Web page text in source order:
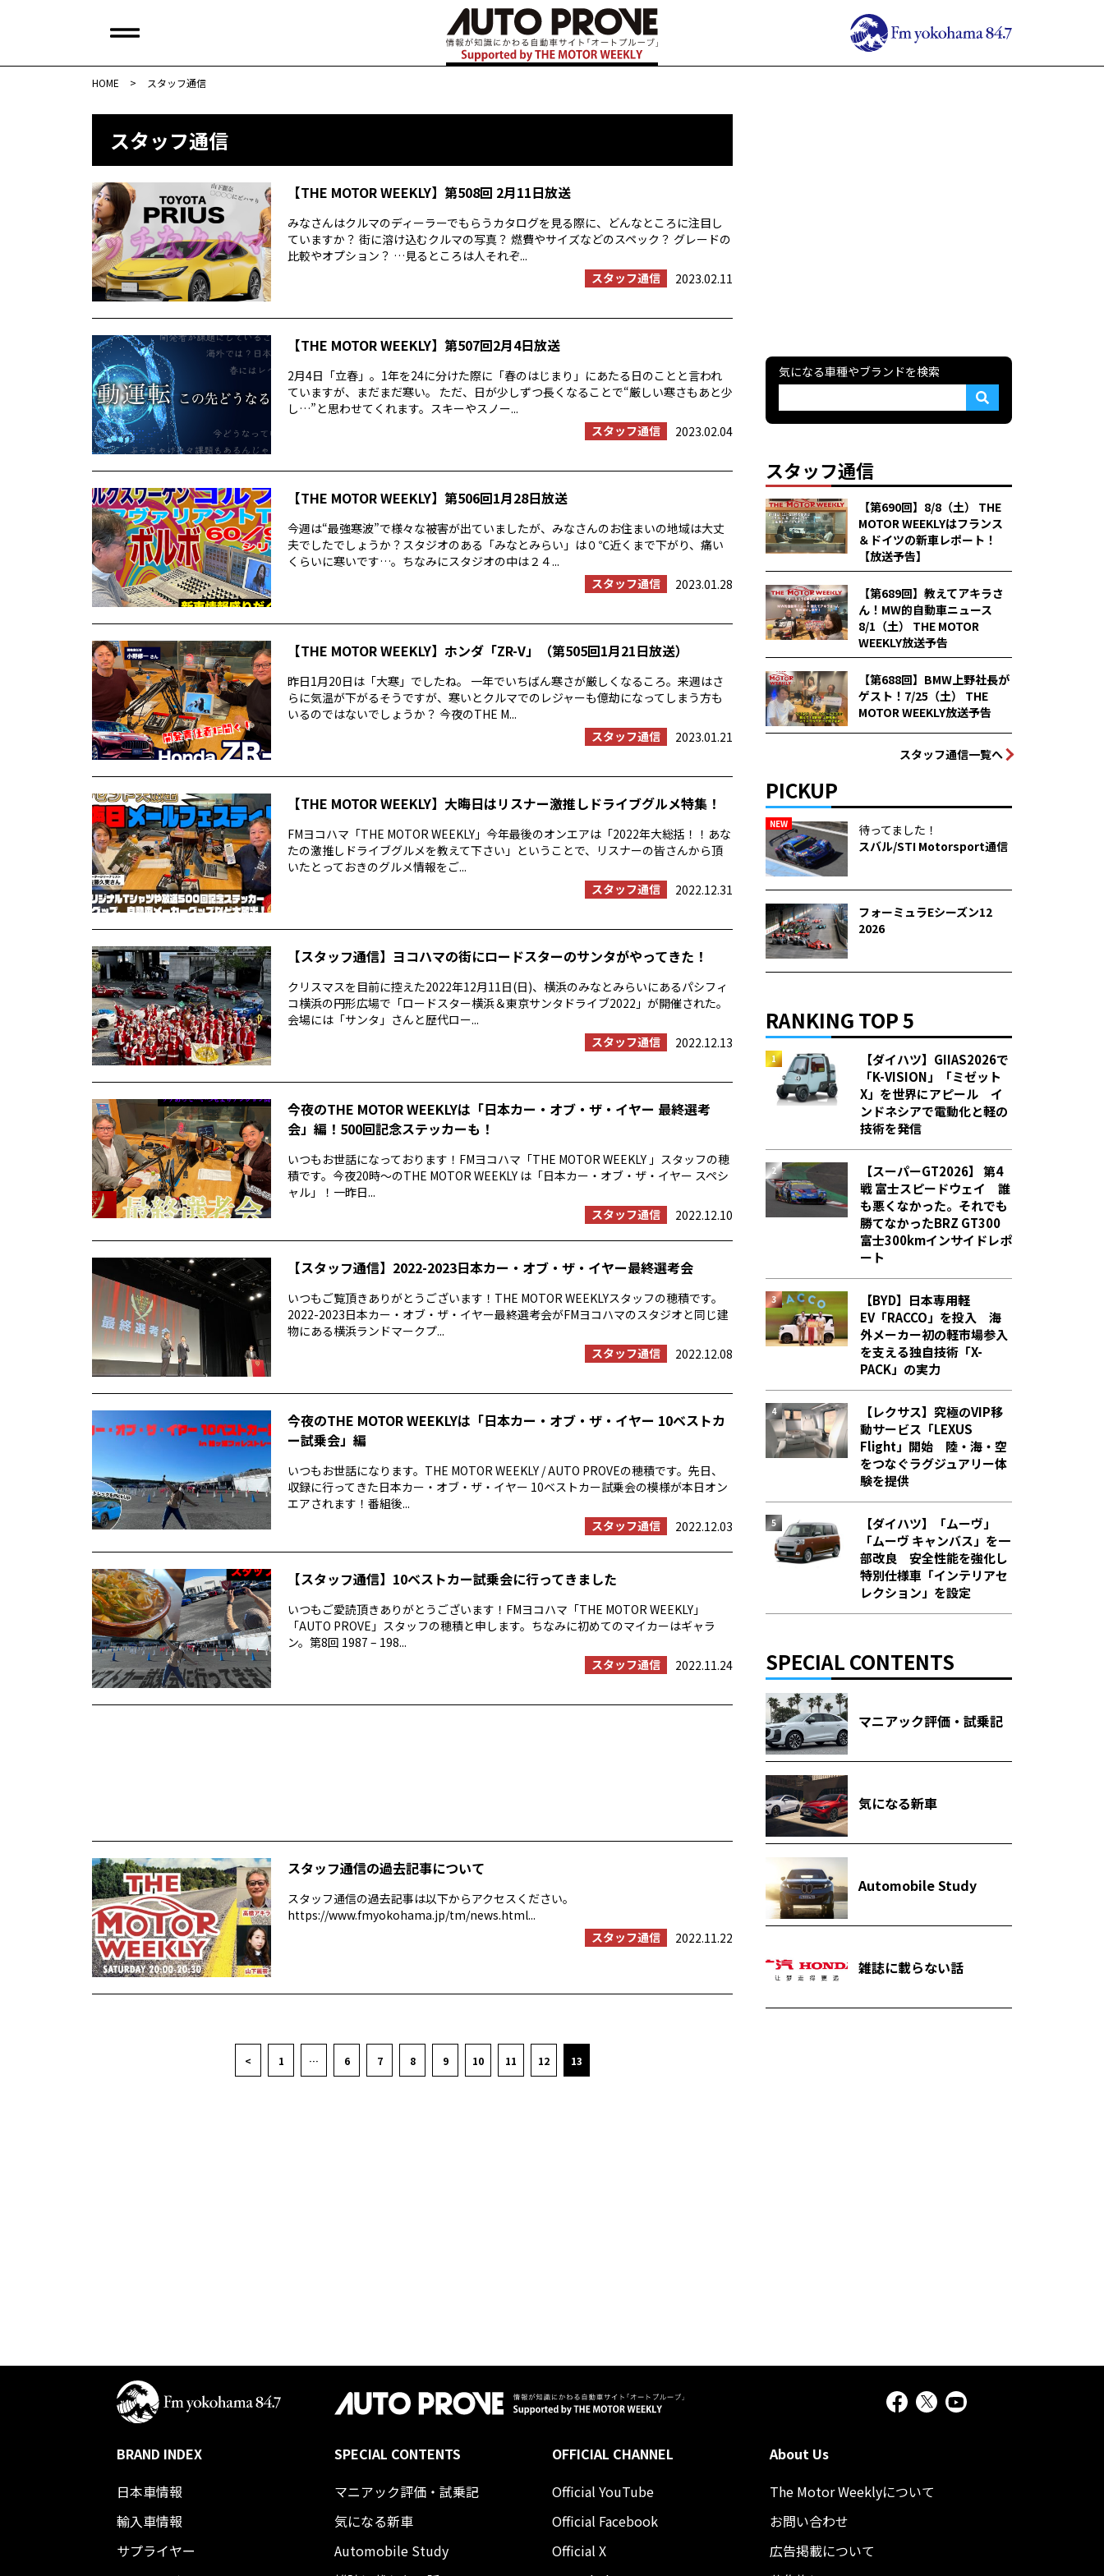
HOME > スタッフ通信
スタッフ通信
【THE MOTOR WEEKLY】第508回 2月11日放送
みなさんはクルマのディーラーでもらうカタログを見る際に、どんなところに注目し
ていますか？ 街に溶け込むクルマの写真？ 燃費やサイズなどのスペック？ グレードの
比較やオプション？ …見るところは人それぞ...
スタッフ通信
2023.02.11
【THE MOTOR WEEKLY】第507回2月4日放送
2月4日「立春」。1年を24に分けた際に「春のはじまり」にあたる日のことと言われ
ていますが、まだまだ寒い。 ただ、日が少しずつ長くなることで“厳しい寒さもあと少
し…”と思わせてくれます。スキーやスノー...
スタッフ通信
2023.02.04
【THE MOTOR WEEKLY】第506回1月28日放送
今週は“最強寒波”で様々な被害が出ていましたが、みなさんのお住まいの地域は大丈
夫でしたでしょうか？スタジオのある「みなとみらい」は０℃近くまで下がり、痛い
くらいに寒いです…。ちなみにスタジオの中は２４...
スタッフ通信
2023.01.28
【THE MOTOR WEEKLY】ホンダ「ZR-V」（第505回1月21日放送）
昨日1月20日は「大寒」でしたね。 一年でいちばん寒さが厳しくなるころ。来週はさ
らに気温が下がるそうですが、寒いとクルマでのレジャーも億劫になってしまう方も
いるのではないでしょうか？ 今夜のTHE M...
スタッフ通信
2023.01.21
【THE MOTOR WEEKLY】大晦日はリスナー激推しドライブグルメ特集！
FMヨコハマ「THE MOTOR WEEKLY」今年最後のオンエアは「2022年大総括！！あな
たの激推しドライブグルメを教えて下さい」ということで、リスナーの皆さんから頂
いたとっておきのグルメ情報をご...
スタッフ通信
2022.12.31
【スタッフ通信】ヨコハマの街にロードスターのサンタがやってきた！
クリスマスを目前に控えた2022年12月11日(日)、横浜のみなとみらいにあるパシフィ
コ横浜の円形広場で「ロードスター横浜＆東京サンタドライブ2022」が開催された。
会場には「サンタ」さんと歴代ロー...
スタッフ通信
2022.12.13
今夜のTHE MOTOR WEEKLYは「日本カー・オブ・ザ・イヤー 最終選考
会」編！500回記念ステッカーも！
いつもお世話になっております！FMヨコハマ「THE MOTOR WEEKLY 」スタッフの穂
積です。今夜20時〜のTHE MOTOR WEEKLY は「日本カー・オブ・ザ・イヤー スペシ
ャル」！一昨日...
スタッフ通信
2022.12.10
【スタッフ通信】2022-2023日本カー・オブ・ザ・イヤー最終選考会
いつもご覧頂きありがとうございます！THE MOTOR WEEKLYスタッフの穂積です。
2022-2023日本カー・オブ・ザ・イヤー最終選考会がFMヨコハマのスタジオと同じ建
物にある横浜ランドマークプ...
スタッフ通信
2022.12.08
今夜のTHE MOTOR WEEKLYは「日本カー・オブ・ザ・イヤー 10ベストカ
ー試乗会」編
いつもお世話になります。THE MOTOR WEEKLY / AUTO PROVEの穂積です。先日、
収録に行ってきた日本カー・オブ・ザ・イヤー 10ベストカー試乗会の模様が本日オン
エアされます！番組後...
スタッフ通信
2022.12.03
【スタッフ通信】10ベストカー試乗会に行ってきました
いつもご愛読頂きありがとうございます！FMヨコハマ「THE MOTOR WEEKLY」
「AUTO PROVE」スタッフの穂積と申します。ちなみに初めてのマイカーはギャラ
ン。第8回 1987 – 198...
スタッフ通信
2022.11.24
スタッフ通信の過去記事について
スタッフ通信の過去記事は以下からアクセスください。
https://www.fmyokohama.jp/tm/news.html...
スタッフ通信
2022.11.22
< 1 … 6 7 8 9 10 11 12 13
気になる車種やブランドを検索
スタッフ通信
【第690回】8/8（土） THE
MOTOR WEEKLYはフランス
＆ドイツの新車レポート！
【放送予告】
【第689回】教えてアキラさ
ん！MW的自動車ニュース
8/1（土） THE MOTOR
WEEKLY放送予告
【第688回】BMW上野社長が
ゲスト！7/25（土） THE
MOTOR WEEKLY放送予告
スタッフ通信一覧へ
PICKUP
NEW
待ってました！
スバル/STI Motorsport通信
フォーミュラEシーズン12
2026
RANKING TOP 5
【ダイハツ】GIIAS2026で
「K-VISION」「ミゼット
X」を世界にアピール イ
ンドネシアで電動化と軽の
技術を発信
【スーパーGT2026】 第4
戦 富士スピードウェイ 誰
も悪くなかった。それでも
勝てなかった――BRZ GT300
富士300kmインサイドレポ
ート
【BYD】日本専用軽
EV「RACCO」を投入 海
外メーカー初の軽市場参入
を支える独自技術「X-
PACK」の実力
【レクサス】究極のVIP移
動サービス「LEXUS
Flight」開始 陸・海・空
をつなぐラグジュアリー体
験を提供
【ダイハツ】「ムーヴ」
「ムーヴ キャンバス」を一
部改良 安全性能を強化し
特別仕様車「インテリアセ
レクション」を設定
SPECIAL CONTENTS
マニアック評価・試乗記
気になる新車
Automobile Study
雑誌に載らない話
BRAND INDEX
日本車情報​
輸入車情報
サプライヤー
SPECIAL CONTENTS
マニアック評価・試乗記
気になる新車
Automobile Study
OFFICIAL CHANNEL
Official YouTube
Official Facebook
Official X
About Us
The Motor Weeklyについて
お問い合わせ
広告掲載について